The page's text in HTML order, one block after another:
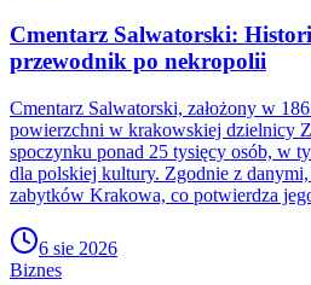
Cmentarz Salwatorski:
przewodnik po nekropolii
Cmentarz Salwatorski, założony w
powierzchni w krakowskiej dzielnicy
spoczynku ponad 25 tysięcy osób, w
dla polskiej kultury. Zgodnie z
zabytków Krakowa, co potwierdza
6 sie 2026
Biznes